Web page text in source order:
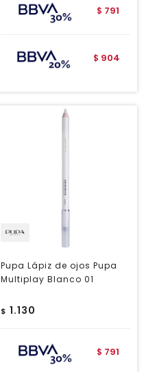
$ 791
$ 904
Pupa Lápiz de ojos Pupa
Multiplay Blanco 01
$ 1.130
$ 791